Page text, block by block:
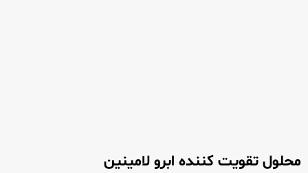
محلول تقویت کننده ابرو لامینین